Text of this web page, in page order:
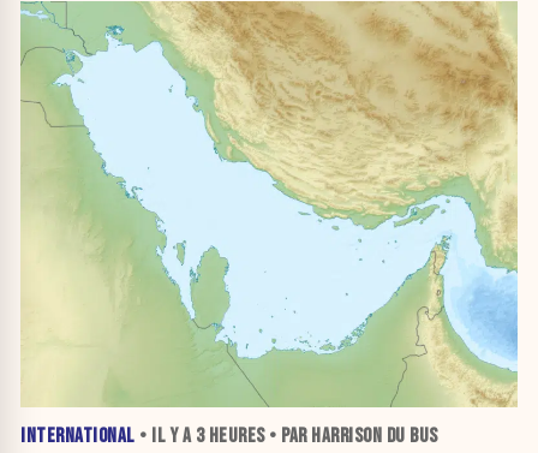
INTERNATIONAL • IL Y A 3 HEURES• PAR HARRISON DU BUS